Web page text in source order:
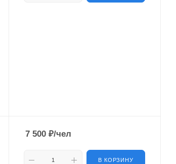
7 500 ₽/чел
В КОРЗИНУ